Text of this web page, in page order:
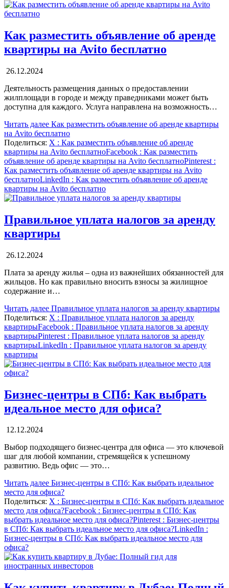
Как разместить объявление об аренде
квартиры на Avito бесплатно
26.12.2024
Деятельность размещения данных о предоставлении
жилплощади в городе и между праведниками может быть
доступна для каждого. Услуга направлена на возможность…
Читать далее Как разместить объявление об аренде квартиры
на Avito бесплатно
Поделиться: X : Как разместить объявление об аренде
квартиры на Avito бесплатноFacebook : Как разместить
объявление об аренде квартиры на Avito бесплатноPinterest :
Как разместить объявление об аренде квартиры на Avito
бесплатноLinkedIn : Как разместить объявление об аренде
квартиры на Avito бесплатно
Правильное уплата налогов за аренду
квартиры
26.12.2024
Плата за аренду жилья – одна из важнейших обязанностей для
жильцов. Но как правильно вносить взносы за жилищное
содержание и…
Читать далее Правильное уплата налогов за аренду квартиры
Поделиться: X : Правильное уплата налогов за аренду
квартирыFacebook : Правильное уплата налогов за аренду
квартирыPinterest : Правильное уплата налогов за аренду
квартирыLinkedIn : Правильное уплата налогов за аренду
квартиры
Бизнес-центры в СПб: Как выбрать
идеальное место для офиса?
12.12.2024
Выбор подходящего бизнес-центра для офиса — это ключевой
шаг для любой компании, стремящейся к успешному
развитию. Ведь офис — это…
Читать далее Бизнес-центры в СПб: Как выбрать идеальное
место для офиса?
Поделиться: X : Бизнес-центры в СПб: Как выбрать идеальное
место для офиса?Facebook : Бизнес-центры в СПб: Как
выбрать идеальное место для офиса?Pinterest: Бизнес-центры
в СПб: Как выбрать идеальное место для офиса?LinkedIn :
Бизнес-центры в СПб: Как выбрать идеальное место для
офиса?